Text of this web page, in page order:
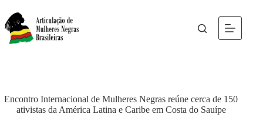
Encontro Internacional de Mulheres Negras reúne cerca de 150
ativistas da América Latina e Caribe em Costa do Sauípe